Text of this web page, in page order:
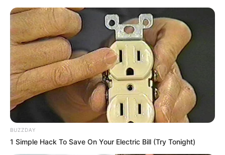
de terminar a costura você deve colocar o
enchimento entre as camadas de feltro branco,
depois é só terminar e arrematar.
BUZZDAY
1 Simple Hack To Save On Your Electric Bill (Try Tonight)